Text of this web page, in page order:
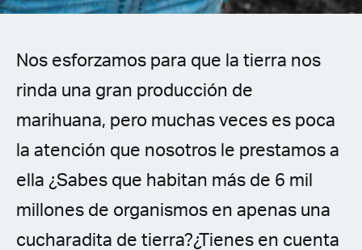
French
Italian
Polish
Nos esforzamos para que la tierra nos
rinda una gran producción de
marihuana, pero muchas veces es poca
la atención que nosotros le prestamos a
ella ¿Sabes que habitan más de 6 mil
millones de organismos en apenas una
cucharadita de tierra?¿Tienes en cuenta